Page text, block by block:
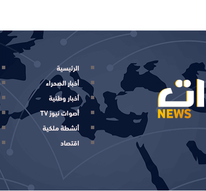
الرئيسية
أخبار الصحراء
أخبار وطنية
أصوات نيوز TV
أنشطة ملكية
اقتصاد